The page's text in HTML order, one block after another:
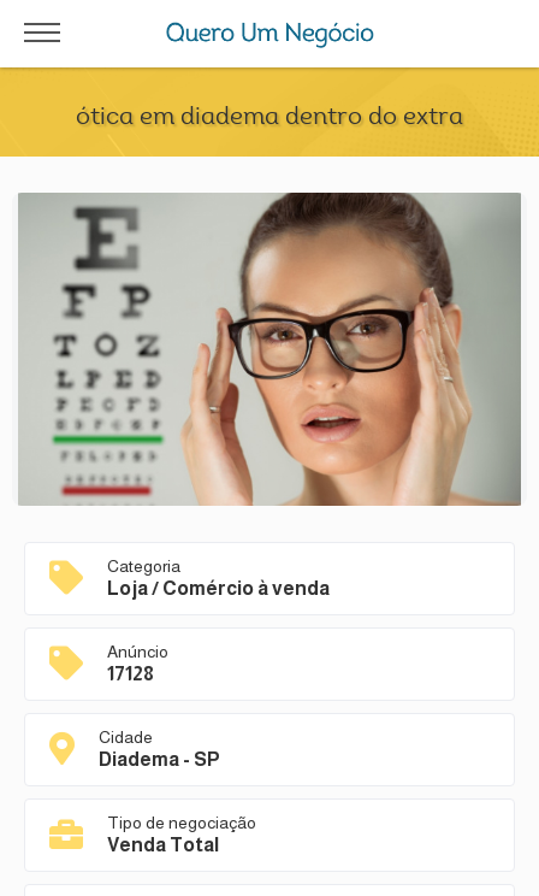
ótica em diadema dentro do extra
Categoria
Loja / Comércio à venda
Anúncio
17128
Cidade
Diadema - SP
Tipo de negociação
Venda Total